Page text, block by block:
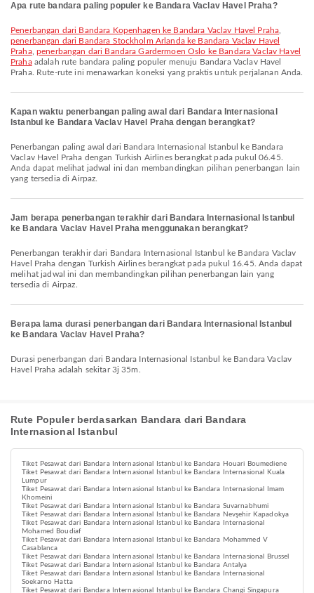
Apa rute bandara paling populer ke Bandara Vaclav Havel Praha?
penerbangan dari Bandara Kopenhagen ke Bandara Vaclav Havel Praha
penerbangan dari Bandara Stockholm Arlanda ke Bandara Vaclav Havel
Praha, penerbangan dari Bandara Gardermoen Oslo ke Bandara Vaclav Havel
Prahaadalah rute bandara paling populer menuju Bandara Vaclav Havel
Praha. Rute-rute ini menawarkan koneksi yang praktis untuk perjalanan Anda.
Kapan waktu penerbangan paling awal dari Bandara Internasional
Istanbul ke Bandara Vaclav Havel Praha dengan berangkat?
Penerbangan paling awal dari Bandara Internasional Istanbul ke Bandara
Vaclav Havel Praha dengan Turkish Airlines berangkat pada pukul 06.45.
Anda dapat melihat jadwal ini dan membandingkan pilihan penerbangan lain
yang tersedia di Airpaz.
Jam berapa penerbangan terakhir dari Bandara Internasional Istanbul
ke Bandara Vaclav Havel Praha menggunakan berangkat?
Penerbangan terakhir dari Bandara Internasional Istanbul ke Bandara Vaclav
Havel Praha dengan Turkish Airlines berangkat pada pukul 16.45. Anda dapat
melihat jadwal ini dan membandingkan pilihan penerbangan lain yang
tersedia di Airpaz.
Berapa lama durasi penerbangan dari Bandara Internasional Istanbul
ke Bandara Vaclav Havel Praha?
Durasi penerbangan dari Bandara Internasional Istanbul ke Bandara Vaclav
Havel Praha adalah sekitar 3j 35m.
Rute Populer berdasarkan Bandara dari Bandara
Internasional Istanbul
Tiket Pesawat dari Bandara Internasional Istanbul ke Bandara Houari Boumediene
Tiket Pesawat dari Bandara Internasional Istanbul ke Bandara Internasional Kuala
Lumpur
Tiket Pesawat dari Bandara Internasional Istanbul ke Bandara Internasional Imam
Khomeini
Tiket Pesawat dari Bandara Internasional Istanbul ke Bandara Suvarnabhumi
Tiket Pesawat dari Bandara Internasional Istanbul ke Bandara Nevşehir Kapadokya
Tiket Pesawat dari Bandara Internasional Istanbul ke Bandara Internasional
Mohamed Boudiaf
Tiket Pesawat dari Bandara Internasional Istanbul ke Bandara Mohammed V
Casablanca
Tiket Pesawat dari Bandara Internasional Istanbul ke Bandara Internasional Brussel
Tiket Pesawat dari Bandara Internasional Istanbul ke Bandara Antalya
Tiket Pesawat dari Bandara Internasional Istanbul ke Bandara Internasional
Soekarno Hatta
Tiket Pesawat dari Bandara Internasional Istanbul ke Bandara Changi Singapura